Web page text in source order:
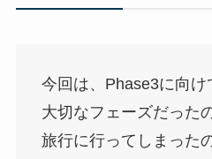
今回は、Phase3に向け
大切なフェーズだった
旅行に行ってしまった